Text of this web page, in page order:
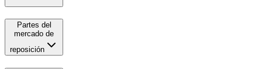
Partes del
mercado de
reposición